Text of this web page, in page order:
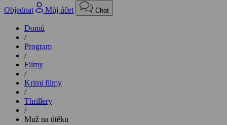
Objednat
Můj účet Chat
Domů
/
Program
/
Filmy
/
Krimi filmy
/
Thrillery
/
Muž na útěku